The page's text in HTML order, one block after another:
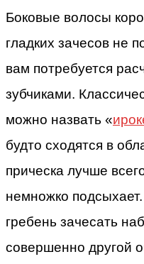
Боковые волосы
гладких зачесов не
вам потребуется
зубчиками.
можно назвать «
будто сходятся в
прическа лучше
немножко
гребень зачесать
совершенно другой